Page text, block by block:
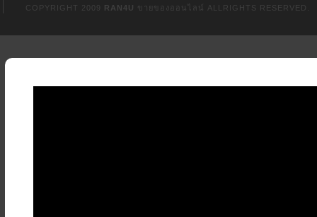
COPYRIGHT 2009 RAN4U ขายของออนไลน์ ALLRIGHTS RESERVED.